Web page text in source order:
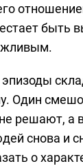
быть
Один
решают, а
снова и
о